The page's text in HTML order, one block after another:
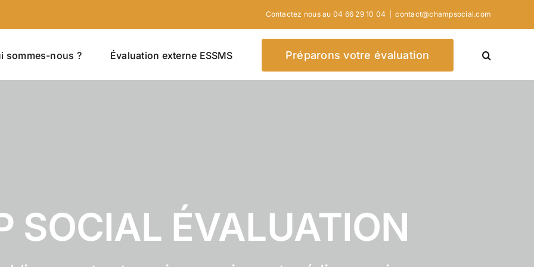
Contactez nous au 04 66 29 10 04 contact@champsocial.com
sommes-nous ? Évaluation externe ESSMS Préparons votre évaluation
SOCIAL ÉVALUATION